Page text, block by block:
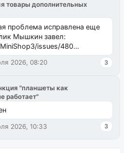
товары дополнительных
проблема исправлена еще
Мышкин завел:
issues/480
issues/481Исправим
2026, 08:20 3
"планшеты как
работает"
2026, 10:33 3